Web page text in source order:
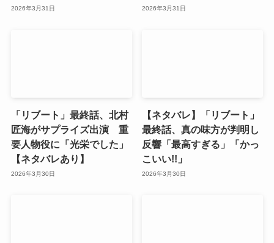
2026年3月31日 2026年3月31日
「リブート」最終話、北村
匠海がサプライズ出演 重
要人物役に「光栄でした」
【ネタバレあり】
2026年3月30日
【ネタバレ】「リブート」
最終話、真の味方が判明し
反響「最高すぎる」「かっ
こいい!!」
2026年3月30日